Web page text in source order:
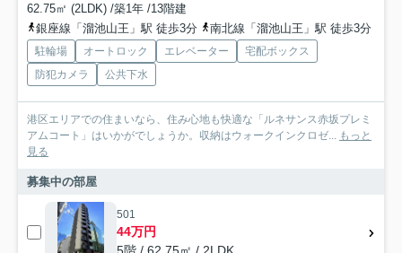
62.75㎡ (2LDK) /築1年 /13階建
銀座線「溜池山王」駅 徒歩3分
南北線「溜池山王」駅 徒歩3分
駐輪場 オートロック エレベーター
宅配ボックス
防犯カメラ
公共下水
港区エリアでの住まいなら、住み心地も快適な「ルネサンス赤坂プレミ
アムコート」はいかがでしょうか。収納はウォークインクロゼ... もっと
見る
募集中の部屋
501
44万円